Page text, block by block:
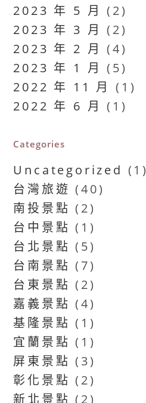
2023 年 5 月 (2)
2023 年 3 月 (2)
2023 年 2 月 (4)
2023 年 1 月 (5)
2022 年 11 月 (1)
2022 年 6 月 (1)
Categories
Uncategorized (1)
台灣旅遊 (40)
南投景點 (2)
台中景點 (1)
台北景點 (5)
台南景點 (7)
台東景點 (2)
嘉義景點 (4)
基隆景點 (1)
宜蘭景點 (1)
屏東景點 (3)
彰化景點 (2)
新北景點 (2)